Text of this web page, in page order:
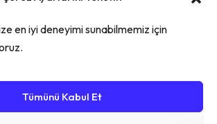
en iyi deneyimi sunabilmemiz için
Tümünü Kabul Et